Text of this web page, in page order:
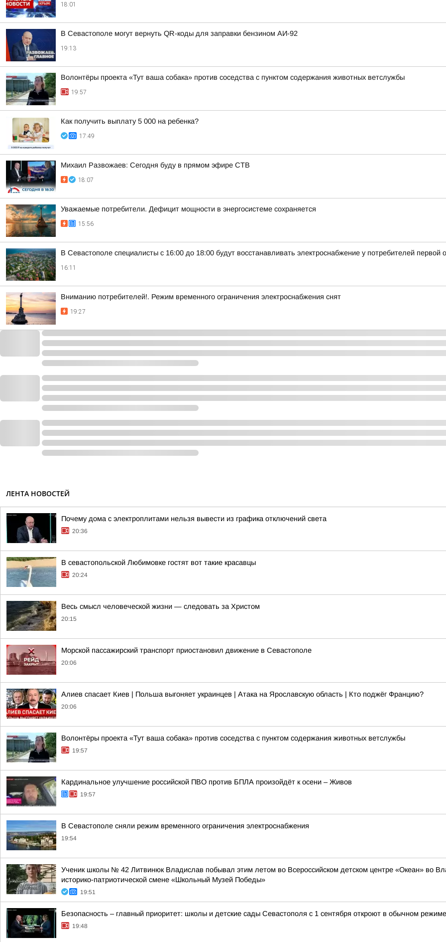
18:01
В Севастополе могут вернуть QR-коды для заправки бензином АИ-92
19:13
Волонтёры проекта «Тут ваша собака» против соседства с пунктом содержания животных ветслужбы
19:57
Как получить выплату 5 000 на ребенка?
17:49
Михаил Развожаев: Сегодня буду в прямом эфире СТВ
18:07
Уважаемые потребители. Дефицит мощности в энергосистеме сохраняется
15:56
В Севастополе специалисты с 16:00 до 18:00 будут восстанавливать электроснабжение у потребителей первой
16:11
Вниманию потребителей!. Режим временного ограничения электроснабжения снят
19:27
ЛЕНТА НОВОСТЕЙ
Почему дома с электроплитами нельзя вывести из графика отключений света
20:36
В севастопольской Любимовке гостят вот такие красавцы
20:24
Весь смысл человеческой жизни — следовать за Христом
20:15
Морской пассажирский транспорт приостановил движение в Севастополе
20:06
Алиев спасает Киев | Польша выгоняет украинцев | Атака на Ярославскую область | Кто поджёг Францию?
20:06
Волонтёры проекта «Тут ваша собака» против соседства с пунктом содержания животных ветслужбы
19:57
Кардинальное улучшение российской ПВО против БПЛА произойдёт к осени – Живов
19:57
В Севастополе сняли режим временного ограничения электроснабжения
19:54
Ученик школы № 42 Литвинюк Владислав побывал этим летом во Всероссийском детском центре «Океан» во
историко-патриотической смене «Школьный Музей Победы»
19:51
Безопасность – главный приоритет: школы и детские сады Севастополя с 1 сентября откроют в обычном режиме
19:48